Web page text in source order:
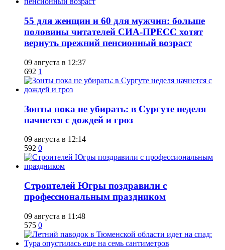
​55 для женщин и 60 для мужчин: больше
половины читателей СИА-ПРЕСС хотят
вернуть прежний пенсионный возраст
09 августа в 12:37
692 1
​Зонты пока не убирать: в Сургуте неделя
начнется с дождей и гроз
09 августа в 12:14
592 0
​Строителей Югры поздравили с
профессиональным праздником
09 августа в 11:48
575 0